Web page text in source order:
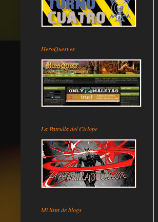
HeroQuest.es
La Patrulla del Cíclope
Mi lista de blogs